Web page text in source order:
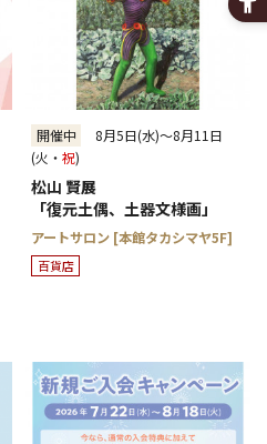
開催中
8月5日(水)～8月11日
(火・祝)
松山 賢展
「復元土偶、土器文様画」
アートサロン [本館タカシマヤ5F]
百貨店